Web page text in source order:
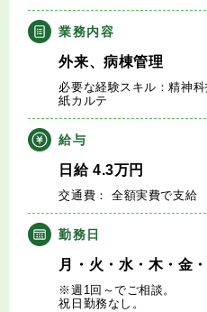
知りたい・聞きたい
転職成功事例
医師の転職マニュアル
データで見る医師の平均年収
医師に役立つ取材記事
大学医局紹介
業務内容
外来、病棟管理
必要な経験スキル：精神
紙カルテ
給与
日給4.3万円
交通費： 全額実費で支給
勤務日
月・火・水・木・金
※週1回～でご相談。
祝日勤務なし。